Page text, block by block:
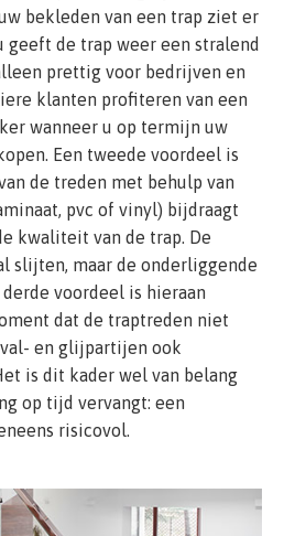
bekleden van een trap ziet er
geeft de trap weer een stralend
prettig voor bedrijven en
klanten profiteren van een
wanneer u op termijn uw
Een tweede voordeel is
de treden met behulp van
pvc of vinyl) bijdraagt
kwaliteit van de trap. De
slijten, maar de onderliggende
voordeel is hieraan
dat de traptreden niet
en glijpartijen ook
is dit kader wel van belang
op tijd vervangt: een
risicovol.